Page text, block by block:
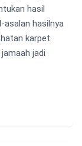
hasil
asalan hasilnya
karpet
jadi